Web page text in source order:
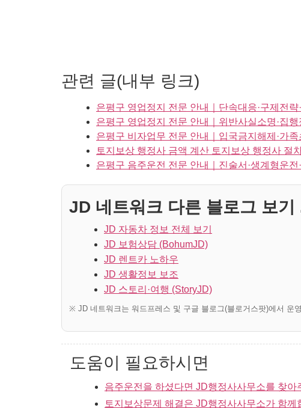
관련 글(내부 링크)
은평구 영업정지 전문 안내｜단속대응·구제전
은평구 영업정지 전문 안내｜위반사실소명·집
은평구 비자업무 전문 안내｜입국금지해제·가
토지보상 행정사 금액 계산 토지보상 행정사 절
은평구 음주운전 전문 안내｜진술서·생계형운
JD 네트워크 다른 블로그 보기
JD 자동차 정보 전체 보기
JD 보험상담 (BohumJD)
JD 렌트카 노하우
JD 생활정보 보조
JD 스토리·여행 (StoryJD)
※ JD 네트워크는 워드프레스 및 구글 블로그(블로거스팟)에서 운
도움이 필요하시면
음주운전을 하셨다면 JD행정사사무소를 찾아
토지보상문제 해결은 JD행정사사무소가 함께